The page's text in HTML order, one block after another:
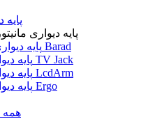
پایه
پایه دیواری
پایه دیواری مانیتور Barad
پایه دیوار مانیتور TV Jack
پایه دیوار مانیتور LcdArm
پایه دیوار مانیتور Ergo
همه